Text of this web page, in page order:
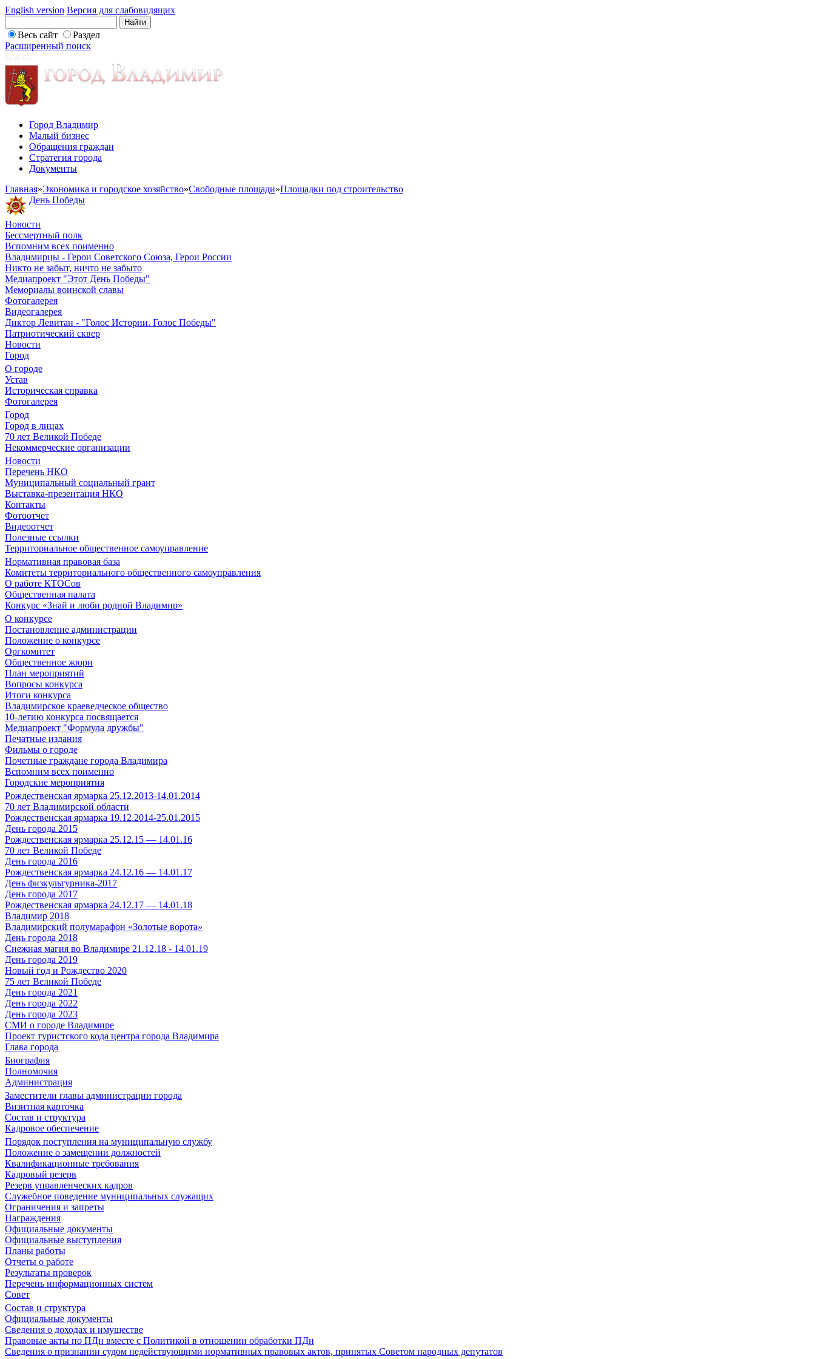
English version Версия для слабовидящих
Весь сайт
Раздел
Расширенный поиск
Город Владимир
Малый бизнес
Обращения граждан
Стратегия города
Документы
Главная»Экономика и городское хозяйство»Свободные площади»Площадки под строительство
День Победы
Новости
Бессмертный полк
Вспомним всех поименно
Владимирцы - Герои Советского Союза, Герои России
Никто не забыт, ничто не забыто
Медиапроект "Этот День Победы"
Мемориалы воинской славы
Фотогалерея
Видеогалерея
Диктор Левитан - "Голос Истории. Голос Победы"
Патриотический сквер
Новости
Город
О городе
Устав
Историческая справка
Фотогалерея
Город
Город в лицах
70 лет Великой Победе
Некоммерческие организации
Новости
Перечень НКО
Муниципальный социальный грант
Выставка-презентация НКО
Контакты
Фотоотчет
Видеоотчет
Полезные ссылки
Территориальное общественное самоуправление
Нормативная правовая база
Комитеты территориального общественного самоуправления
О работе КТОСов
Общественная палата
Конкурс «Знай и люби родной Владимир»
О конкурсе
Постановление администрации
Положение о конкурсе
Оргкомитет
Общественное жюри
План мероприятий
Вопросы конкурса
Итоги конкурса
Владимирское краеведческое общество
10-летию конкурса посвящается
Медиапроект "Формула дружбы"
Печатные издания
Фильмы о городе
Почетные граждане города Владимира
Вспомним всех поименно
Городские мероприятия
Рождественская ярмарка 25.12.2013-14.01.2014
70 лет Владимирской области
Рождественская ярмарка 19.12.2014-25.01.2015
День города 2015
Рождественская ярмарка 25.12.15 — 14.01.16
70 лет Великой Победе
День города 2016
Рождественская ярмарка 24.12.16 — 14.01.17
День физкультурника-2017
День города 2017
Рождественская ярмарка 24.12.17 — 14.01.18
Владимир 2018
Владимирский полумарафон «Золотые ворота»
День города 2018
Снежная магия во Владимире 21.12.18 - 14.01.19
День города 2019
Новый год и Рождество 2020
75 лет Великой Победе
День города 2021
День города 2022
День города 2023
СМИ о городе Владимире
Проект туристского кода центра города Владимира
Глава города
Биография
Полномочия
Администрация
Заместители главы администрации города
Визитная карточка
Состав и структура
Кадровое обеспечение
Порядок поступления на муниципальную службу
Положение о замещении должностей
Квалификационные требования
Кадровый резерв
Резерв управленческих кадров
Служебное поведение муниципальных служащих
Ограничения и запреты
Награждения
Официальные документы
Официальные выступления
Планы работы
Отчеты о работе
Результаты проверок
Перечень информационных систем
Совет
Состав и структура
Официальные документы
Сведения о доходах и имуществе
Правовые акты по ПДн вместе с Политикой в отношении обработки ПДн
Сведения о признании судом недействующими нормативных правовых актов, принятых Советом народных депутатов